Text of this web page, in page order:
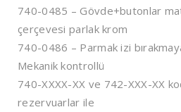
740-0485 – Gövde+butonlar
çerçevesi parlak krom
740-0486 – Parmak izi
Mekanik kontrollü
740-XXXX-XX ve 742-XXX-XX
rezervuarlar ile